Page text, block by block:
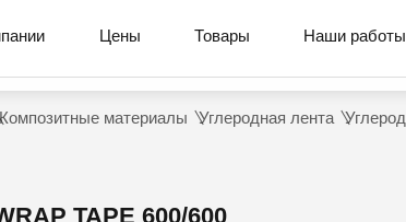
Цены Товары Наши работы
материалы Углеродная лента
TAPE 600/600